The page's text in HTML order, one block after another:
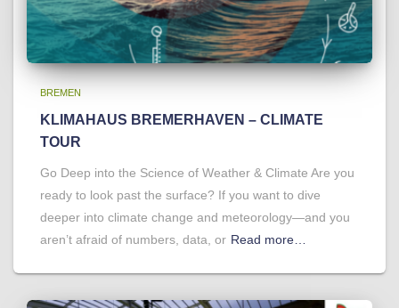
BREMEN
KLIMAHAUS BREMERHAVEN – CLIMATE
TOUR
Go Deep into the Science of Weather & Climate Are you
ready to look past the surface? If you want to dive
deeper into climate change and meteorology—and you
aren’t afraid of numbers, data, or Read more…